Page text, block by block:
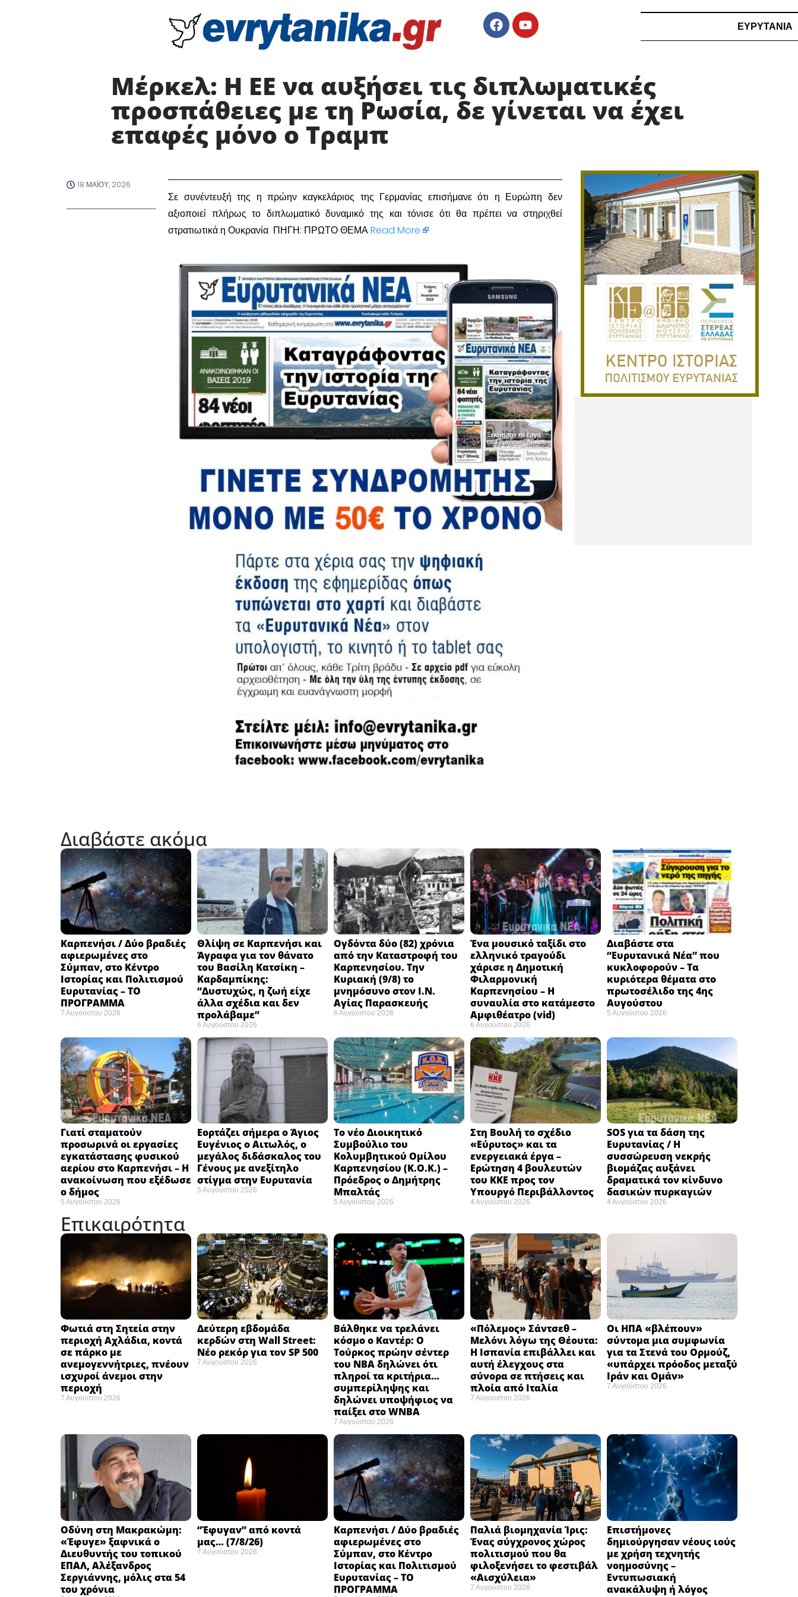
ΕΥΡΥΤΑΝΙΑ
Μέρκελ: Η ΕΕ να αυξήσει τις διπλωματικές
προσπάθειες με τη Ρωσία, δε γίνεται να έχει
επαφές μόνο ο Τραμπ
18 ΜΑΪ́ΟΥ, 2026
Σε συνέντευξή της η πρώην καγκελάριος της Γερμανίας επισήμανε ότι η Ευρώπη δεν
αξιοποιεί πλήρως το διπλωματικό δυναμικό της και τόνισε ότι θα πρέπει να στηριχθεί
στρατιωτικά η Ουκρανία ΠΗΓΗ: ΠΡΩΤΟ ΘΕΜΑRead More
Διαβάστε ακόμα
Καρπενήσι / Δύο βραδιές
αφιερωμένες στο
Σύμπαν, στο Κέντρο
Ιστορίας και Πολιτισμού
Ευρυτανίας – ΤΟ
ΠΡΟΓΡΑΜΜΑ
7 Αυγούστου 2026
Θλίψη σε Καρπενήσι και
Άγραφα για τον θάνατο
του Βασίλη Κατσίκη –
Καρδαμπίκης:
“Δυστυχώς, η ζωή είχε
άλλα σχέδια και δεν
προλάβαμε”
6 Αυγούστου 2026
Ογδόντα δύο (82) χρόνια
από την Καταστροφή του
Καρπενησίου. Την
Κυριακή (9/8) το
μνημόσυνο στον Ι.Ν.
Αγίας Παρασκευής
6 Αυγούστου 2026
Ένα μουσικό ταξίδι στο
ελληνικό τραγούδι
χάρισε η Δημοτική
Φιλαρμονική
Καρπενησίου – Η
συναυλία στο κατάμεστο
Αμφιθέατρο (vid)
6 Αυγούστου 2026
Διαβάστε στα
“Ευρυτανικά Νέα” που
κυκλοφορούν – Τα
κυριότερα θέματα στο
πρωτοσέλιδο της 4ης
Αυγούστου
5 Αυγούστου 2026
Γιατί σταματούν
προσωρινά οι εργασίες
εγκατάστασης φυσικού
αερίου στο Καρπενήσι – Η
ανακοίνωση που εξέδωσε
ο δήμος
5 Αυγούστου 2026
Εορτάζει σήμερα ο Άγιος
Ευγένιος ο Αιτωλός, ο
μεγάλος διδάσκαλος του
Γένους με ανεξίτηλο
στίγμα στην Ευρυτανία
5 Αυγούστου 2026
Το νέο Διοικητικό
Συμβούλιο του
Κολυμβητικού Ομίλου
Καρπενησίου (Κ.Ο.Κ.) –
Πρόεδρος ο Δημήτρης
Μπαλτάς
5 Αυγούστου 2026
Στη Βουλή το σχέδιο
«Εύρυτος» και τα
ενεργειακά έργα –
Ερώτηση 4 βουλευτών
του ΚΚΕ προς τον
Υπουργό Περιβάλλοντος
4 Αυγούστου 2026
SOS για τα δάση της
Ευρυτανίας / Η
συσσώρευση νεκρής
βιομάζας αυξάνει
δραματικά τον κίνδυνο
δασικών πυρκαγιών
4 Αυγούστου 2026
Επικαιρότητα
Φωτιά στη Σητεία στην
περιοχή Αχλάδια, κοντά
σε πάρκο με
ανεμογεννήτριες, πνέουν
ισχυροί άνεμοι στην
περιοχή
7 Αυγούστου 2026
Δεύτερη εβδομάδα
κερδών στη Wall Street:
Νέο ρεκόρ για τον SP 500
7 Αυγούστου 2026
Βάλθηκε να τρελάνει
κόσμο ο Καντέρ: Ο
Τούρκος πρώην σέντερ
του NBA δηλώνει ότι
πληροί τα κριτήρια…
συμπερίληψης και
δηλώνει υποψήφιος να
παίξει στο WNBA
7 Αυγούστου 2026
«Πόλεμος» Σάντσεθ –
Μελόνι λόγω της Θέουτα:
Η Ισπανία επιβάλλει και
αυτή έλεγχους στα
σύνορα σε πτήσεις και
πλοία από Ιταλία
7 Αυγούστου 2026
Οι ΗΠΑ «βλέπουν»
σύντομα μια συμφωνία
για τα Στενά του Ορμούζ,
«υπάρχει πρόοδος μεταξύ
Ιράν και Ομάν»
7 Αυγούστου 2026
Οδύνη στη Μακρακώμη:
«Έφυγε» ξαφνικά ο
Διευθυντής του τοπικού
ΕΠΑΛ, Αλέξανδρος
Σεργιάννης, μόλις στα 54
του χρόνια
“Έφυγαν” από κοντά
μας… (7/8/26)
7 Αυγούστου 2026
Καρπενήσι / Δύο βραδιές
αφιερωμένες στο
Σύμπαν, στο Κέντρο
Ιστορίας και Πολιτισμού
Ευρυτανίας – ΤΟ
ΠΡΟΓΡΑΜΜΑ
Παλιά βιομηχανία Ίρις:
Ένας σύγχρονος χώρος
πολιτισμού που θα
φιλοξενήσει το φεστιβάλ
«Αισχύλεια» ​
7 Αυγούστου 2026
Επιστήμονες
δημιούργησαν νέους ιούς
με χρήση τεχνητής
νοημοσύνης –
Εντυπωσιακή
ανακάλυψη ή λόγος